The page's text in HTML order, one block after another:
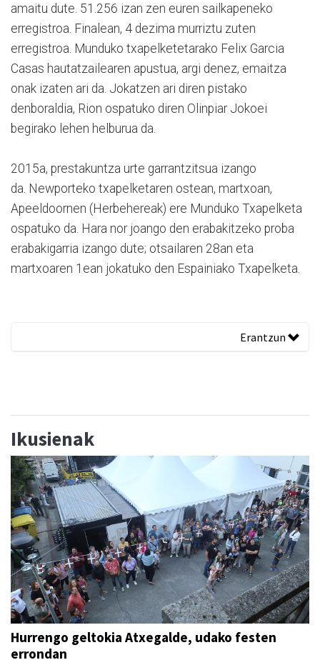
amaitu dute. 51.256 izan zen euren sailkapeneko
erregistroa. Finalean, 4 dezima murriztu zuten
erregistroa. Munduko txapelketetarako Felix Garcia
Casas hautatzailearen apustua, argi denez, emaitza
onak izaten ari da. Jokatzen ari diren pistako
denboraldia, Rion ospatuko diren Olinpiar Jokoei
begirako lehen helburua da.
2015a, prestakuntza urte garrantzitsua izango
da. Newporteko txapelketaren ostean, martxoan,
Apeeldoornen (Herbehereak) ere Munduko Txapelketa
ospatuko da. Hara nor joango den erabakitzeko proba
erabakigarria izango dute; otsailaren 28an eta
martxoaren 1ean jokatuko den Espainiako Txapelketa.
Erantzun
Ikusienak
Hurrengo geltokia Atxegalde, udako festen
errondan